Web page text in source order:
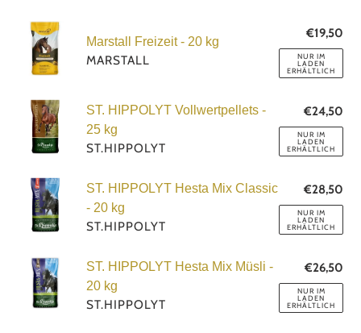
Marstall
Freizeit
Marstall Freizeit - 20 kg
MARSTALL
€19,50
NUR IM
LADEN
ERHÄLTLICH
ST.
HIPPOLYT
Vollwertpellets
25
ST. HIPPOLYT Vollwertpellets -
25 kg
ST.HIPPOLYT
€24,50
NUR IM
LADEN
ERHÄLTLICH
ST.
HIPPOLYT
Hesta
Classic
20
ST. HIPPOLYT Hesta Mix Classic
- 20 kg
ST.HIPPOLYT
€28,50
NUR IM
LADEN
ERHÄLTLICH
ST.
HIPPOLYT
Hesta
ST. HIPPOLYT Hesta Mix Müsli -
20 kg
ST.HIPPOLYT
€26,50
NUR IM
LADEN
ERHÄLTLICH